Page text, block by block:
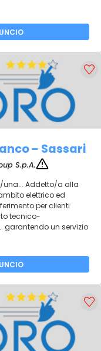
- Sassari
S.p.A.
una... Addetto/a alla
elettrico ed
per clienti
tecnico-
garantendo un servizio